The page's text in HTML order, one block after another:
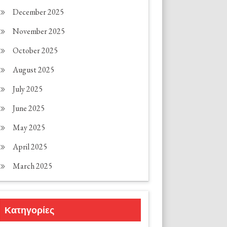
December 2025
November 2025
October 2025
August 2025
July 2025
June 2025
May 2025
April 2025
March 2025
Κατηγορίες